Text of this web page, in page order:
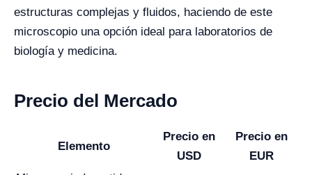
estructuras complejas y fluidos, haciendo de este
microscopio una opción ideal para laboratorios de
biología y medicina.
Precio del Mercado
Elemento
Precio en
USD
Precio en
EUR